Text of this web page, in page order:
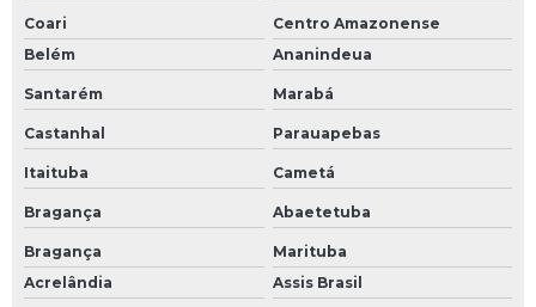
Coari
Centro Amazonense
Belém
Ananindeua
Santarém Marabá
Castanhal Parauapebas
Itaituba Cametá
Bragança Abaetetuba
Bragança
Marituba
Acrelândia
Assis Brasil